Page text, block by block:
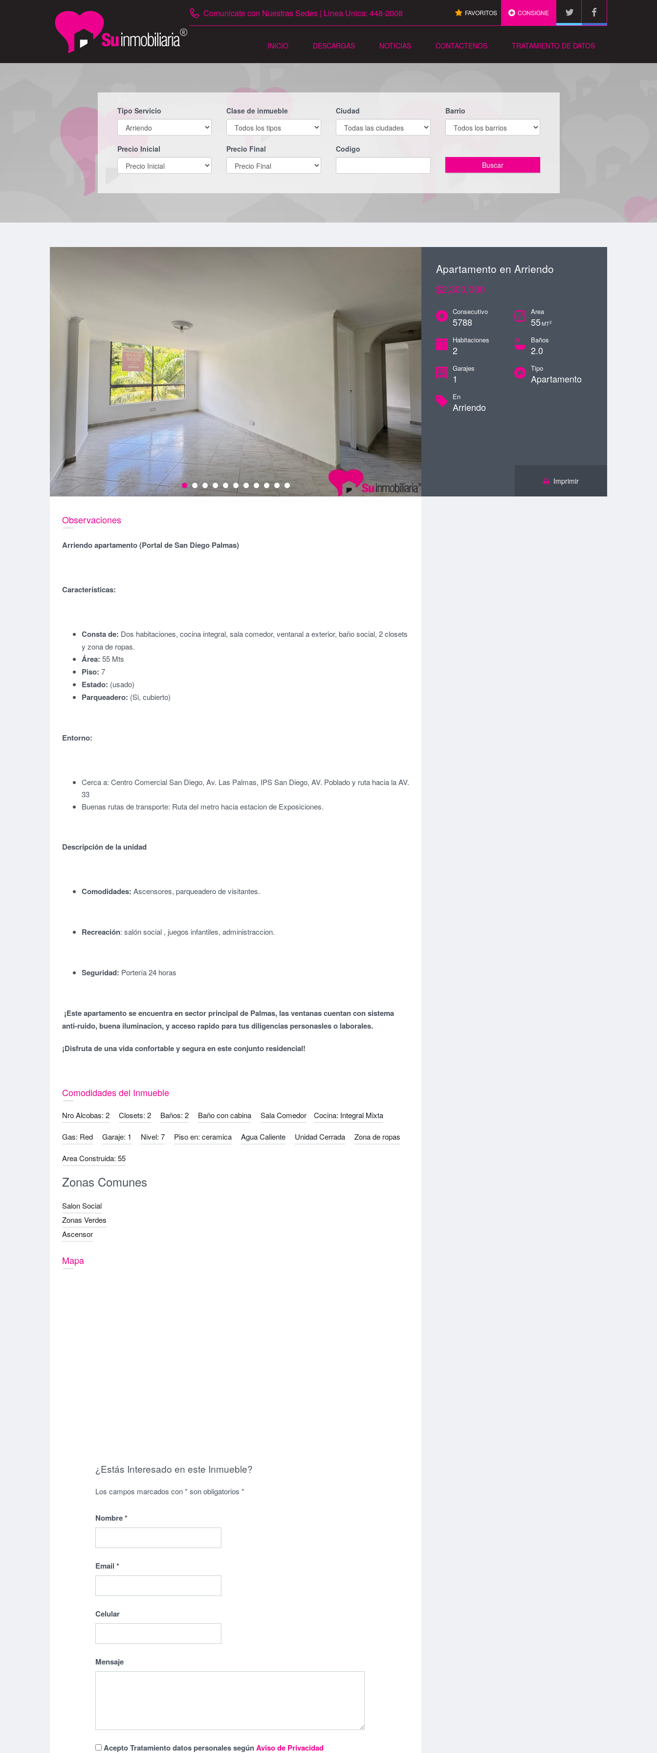
FAVORITOS CONSIGNE
Comunicate con Nuestras Sedes | Linea Unica: 448-2008
INICIO DESCARGAS NOTICIAS CONTACTENOS TRATAMIENTO DE DATOS
Tipo Servicio Clase de inmueble Ciudad Barrio
Precio Inicial Precio Final Codigo
Apartamento en Arriendo
$2,300,000
Consecutivo
5788
Area
55MT2
Habitaciones
2
Baños
2.0
Garajes
1
Tipo
Apartamento
En
Arriendo
Imprimir
Observaciones
Arriendo apartamento (Portal de San Diego Palmas)
Características:
Consta de: Dos habitaciones, cocina integral, sala comedor, ventanal a exterior, baño social, 2 closets
y zona de ropas.
Área: 55 Mts
Piso: 7
Estado: (usado)
Parqueadero: (Si, cubierto)
Entorno:
Cerca a: Centro Comercial San Diego, Av. Las Palmas, IPS San Diego, AV. Poblado y ruta hacia la AV.
33
Buenas rutas de transporte: Ruta del metro hacia estacion de Exposiciones.
Descripción de la unidad
Comodidades: Ascensores, parqueadero de visitantes.
Recreación: salón social , juegos infantiles, administraccion.
Seguridad: Portería 24 horas
¡Este apartamento se encuentra en sector principal de Palmas, las ventanas cuentan con sistema
anti-ruido, buena iluminacion, y acceso rapido para tus diligencias personasles o laborales.
¡Disfruta de una vida confortable y segura en este conjunto residencial!
Comodidades del Inmueble
Nro Alcobas: 2 Closets: 2 Baños: 2 Baño con cabina Sala Comedor Cocina: Integral Mixta
Gas: Red Garaje: 1 Nivel: 7 Piso en: ceramica Agua Caliente Unidad Cerrada Zona de ropas
Area Construida: 55
Zonas Comunes
Salon Social
Zonas Verdes
Ascensor
Mapa
¿Estás Interesado en este Inmueble?
Los campos marcados con * son obligatorios *
Nombre*
Email *
Celular
Mensaje
Acepto Tratamiento datos personales segúnAviso de Privacidad